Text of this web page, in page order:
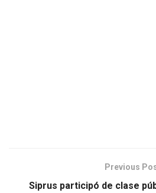
Previous
Siprus participó de clase